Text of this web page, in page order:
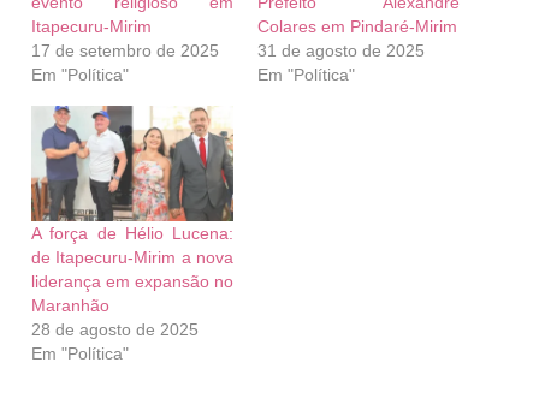
Itapecuru-Mirim
17 de setembro de 2025
Em "Política"
Colares em Pindaré-Mirim
31 de agosto de 2025
Em "Política"
A força de Hélio Lucena:
de Itapecuru-Mirim a nova
liderança em expansão no
Maranhão
28 de agosto de 2025
Em "Política"